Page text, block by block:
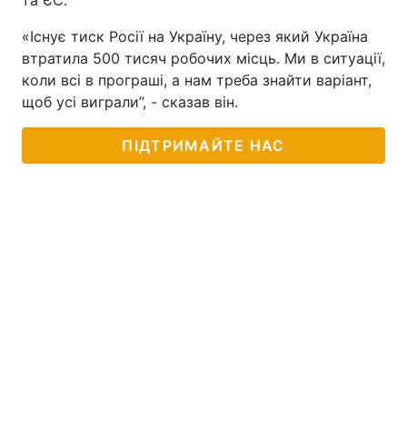
«Існує тиск Росії на Україну, через який Україна
втратила 500 тисяч робочих місць. Ми в ситуації,
коли всі в програші, а нам треба знайти варіант,
щоб усі виграли”, - сказав він.
ПІДТРИМАЙТЕ НАС